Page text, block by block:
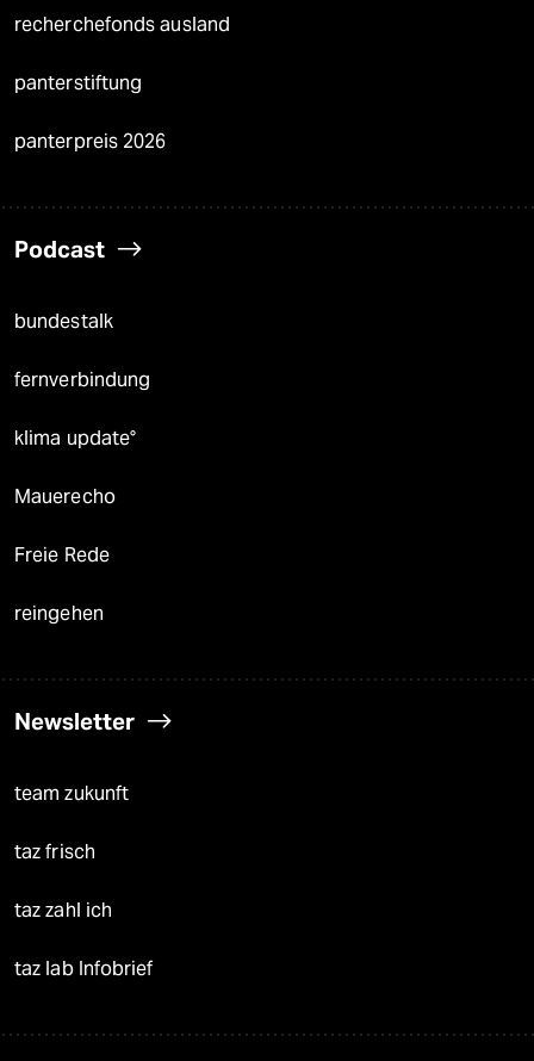
recherchefonds ausland
panterstiftung
panterpreis 2026
Podcast
bundestalk
fernverbindung
klima update°
Mauerecho
Freie Rede
reingehen
Newsletter
team zukunft
taz frisch
taz zahl ich
taz lab Infobrief